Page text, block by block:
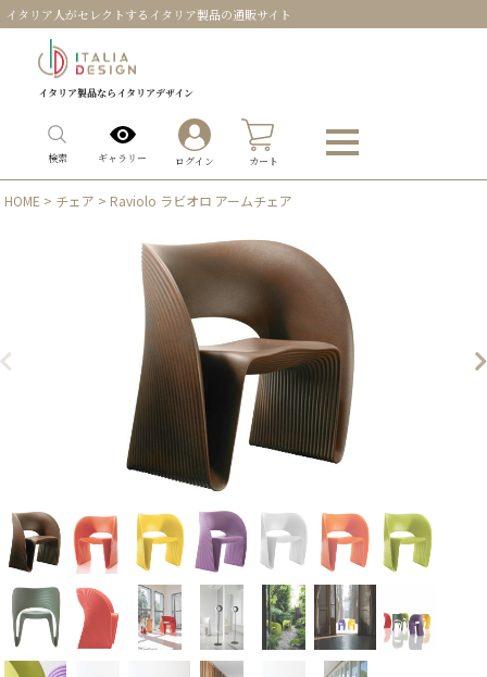
イタリア人がセレクトするイタリア製品の通販サイト
イタリア製品ならイタリアデザイン
検索 ギャラリー ログイン カート
HOME > チェア > Raviolo ラビオロ アームチェア